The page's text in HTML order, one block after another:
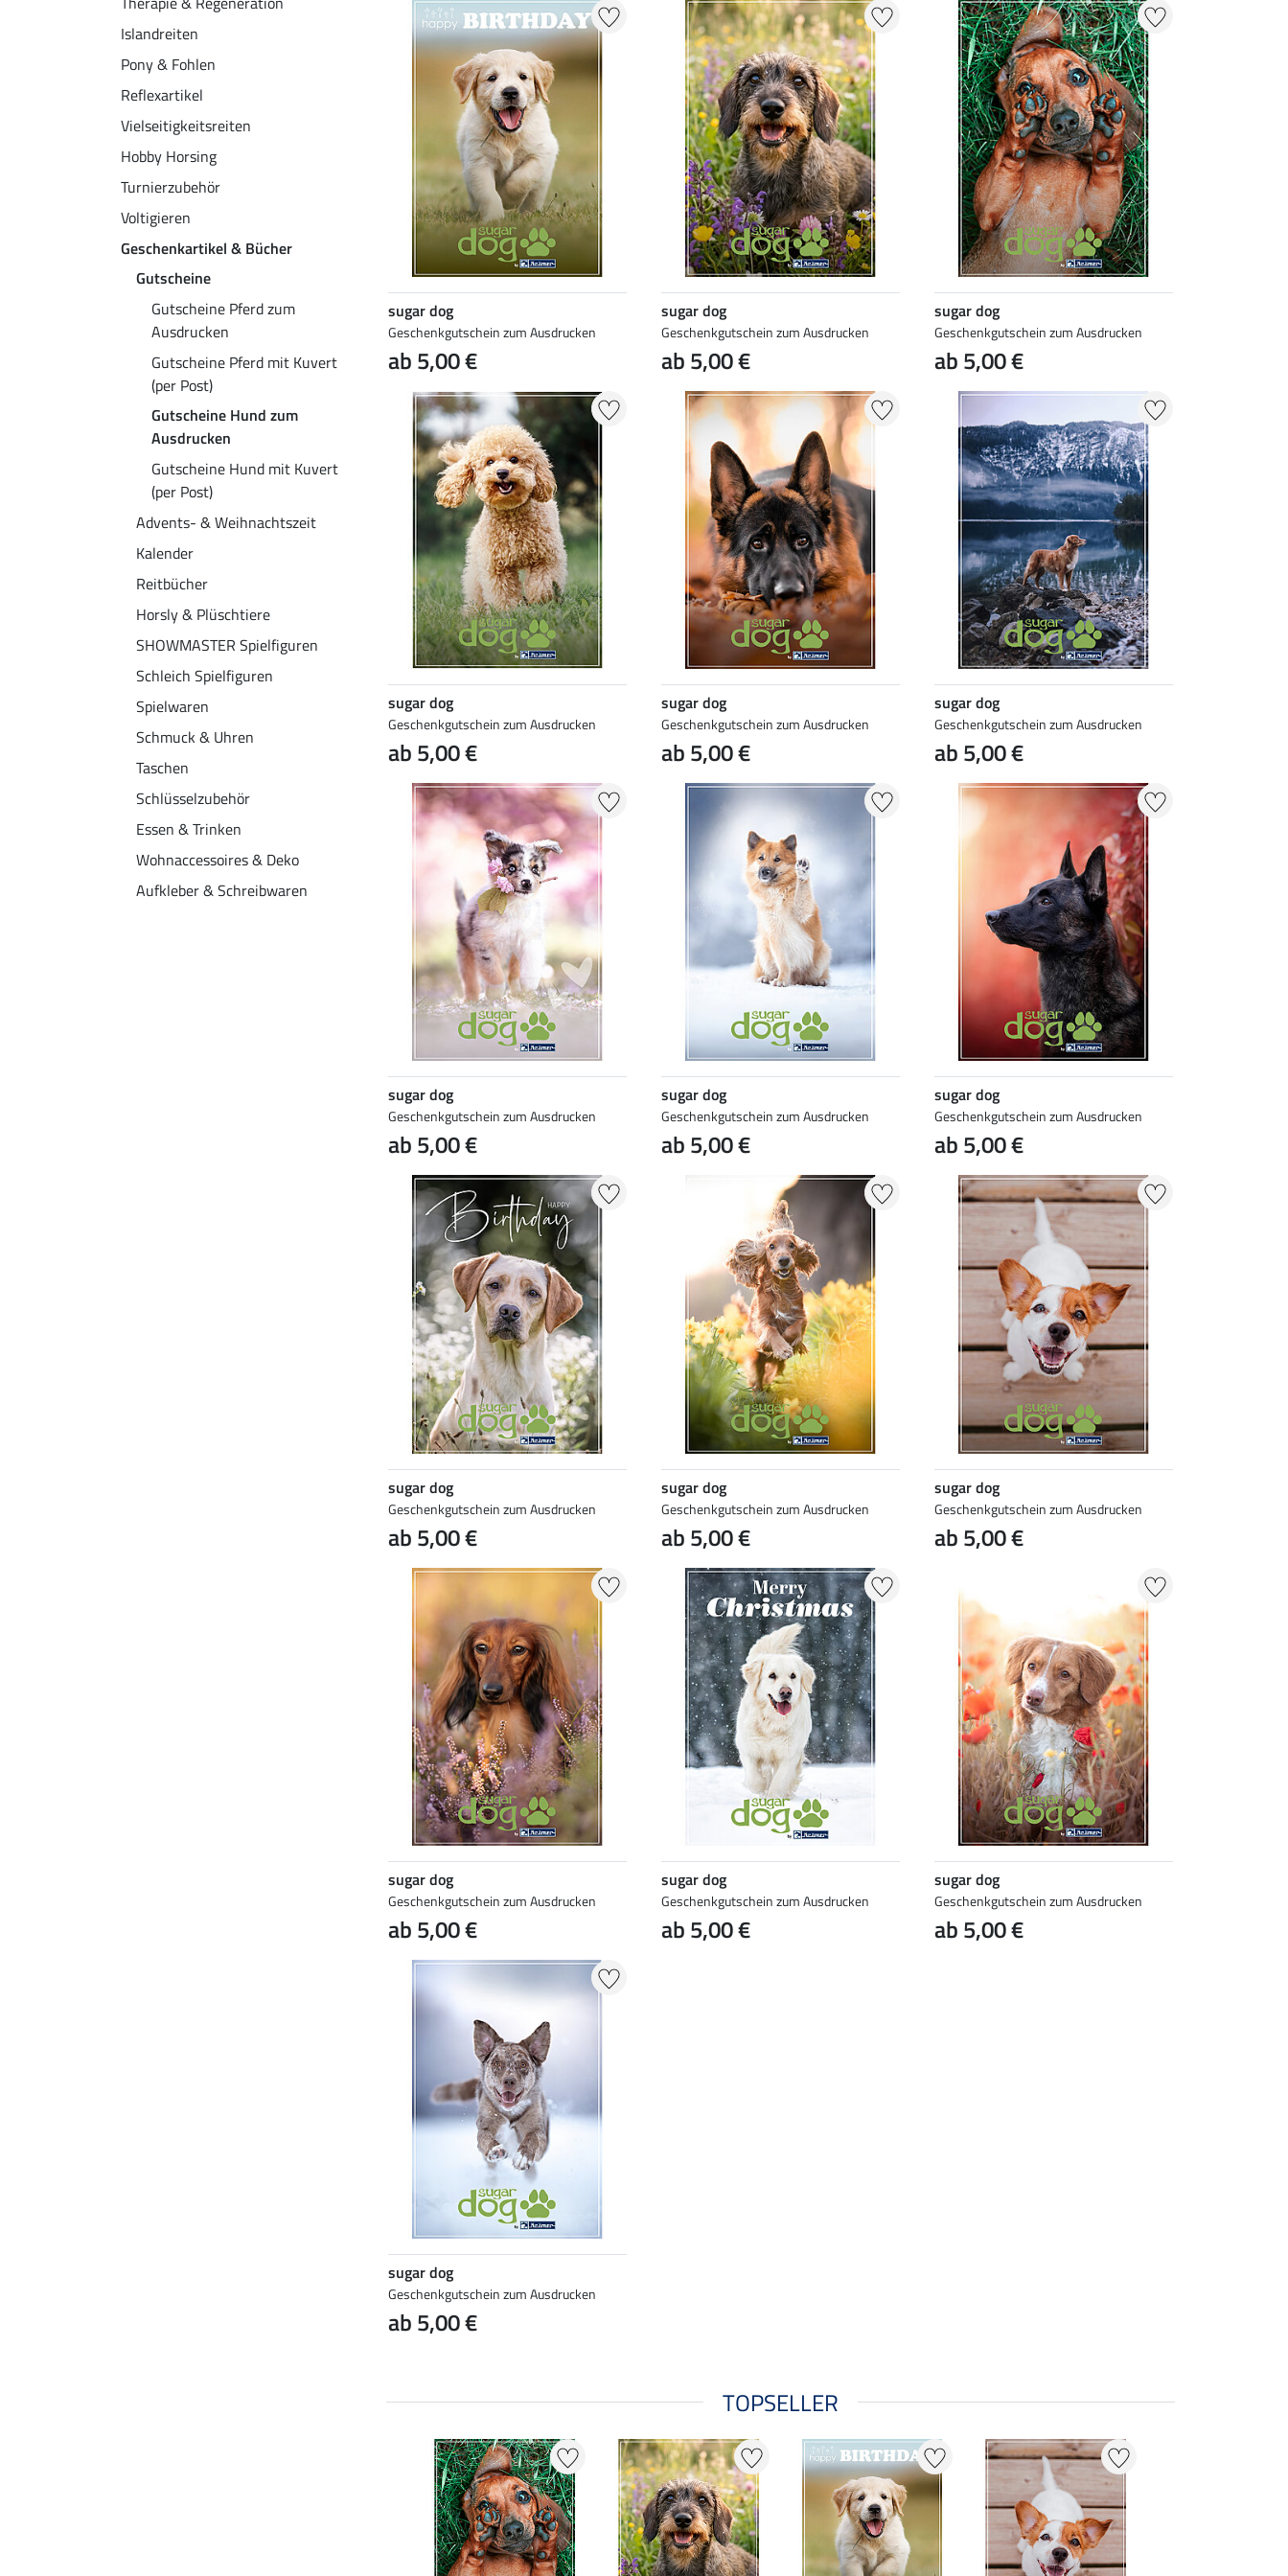
Islandreiten
Pony & Fohlen
Reflexartikel
Vielseitigkeitsreiten
Hobby Horsing
Turnierzubehör
Voltigieren
Geschenkartikel & Bücher
Gutscheine
Gutscheine Pferd zum
Ausdrucken
Gutscheine Pferd mit Kuvert
(per Post)
Gutscheine Hund zum
Ausdrucken
Gutscheine Hund mit Kuvert
(per Post)
Advents- & Weihnachtszeit
Kalender
Reitbücher
Horsly & Plüschtiere
SHOWMASTER Spielfiguren
Schleich Spielfiguren
Spielwaren
Schmuck & Uhren
Taschen
Schlüsselzubehör
Essen & Trinken
Wohnaccessoires & Deko
Aufkleber & Schreibwaren
sugar dog
Geschenkgutschein zum Ausdrucken
ab 5,00 €
sugar dog
Geschenkgutschein zum Ausdrucken
ab 5,00 €
sugar dog
Geschenkgutschein zum Ausdrucken
ab 5,00 €
sugar dog
Geschenkgutschein zum Ausdrucken
ab 5,00 €
sugar dog
Geschenkgutschein zum Ausdrucken
ab 5,00 €
sugar dog
Geschenkgutschein zum Ausdrucken
ab 5,00 €
sugar dog
Geschenkgutschein zum Ausdrucken
ab 5,00 €
sugar dog
Geschenkgutschein zum Ausdrucken
ab 5,00 €
sugar dog
Geschenkgutschein zum Ausdrucken
ab 5,00 €
sugar dog
Geschenkgutschein zum Ausdrucken
ab 5,00 €
sugar dog
Geschenkgutschein zum Ausdrucken
ab 5,00 €
sugar dog
Geschenkgutschein zum Ausdrucken
ab 5,00 €
sugar dog
Geschenkgutschein zum Ausdrucken
ab 5,00 €
sugar dog
Geschenkgutschein zum Ausdrucken
ab 5,00 €
sugar dog
Geschenkgutschein zum Ausdrucken
ab 5,00 €
sugar dog
Geschenkgutschein zum Ausdrucken
ab 5,00 €
TOPSELLER